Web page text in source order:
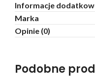
Informacje
Marka
Opinie (0)
Podobne